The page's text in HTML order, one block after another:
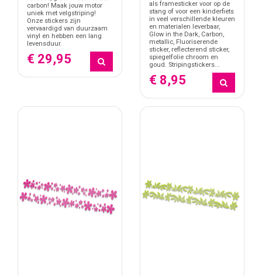
carbon! Maak jouw motor
uniek met velgstriping!
Onze stickers zijn
vervaardigd van duurzaam
vinyl en hebben een lang
levensduur.
€ 29,95
als framesticker voor op de
stang of voor een kinderfiets
in veel verschillende kleuren
en materialen leverbaar,
Glow in the Dark, Carbon,
metallic, Fluoriserende
sticker, reflecterend sticker,
spiegelfolie chroom en
goud. Stripingstickers...
€ 8,95